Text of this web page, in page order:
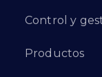
Control y
Productos